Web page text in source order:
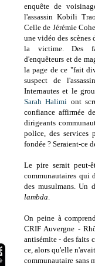
enquête de
l'assassin Kobili
Celle de Jérémie
une vidéo des scènes
la victime. Des
d'enquêteurs et de
la page de ce "fait
suspect de
Internautes et le
Sarah Halimi ont
confiance affirmée
dirigeants
police, des services
fondée ? Seraient-ce
Le pire serait peut-
communautaires qui
des musulmans. Un
lambda.
On peine à
CRIF Auvergne -
antisémite - des faits
ce, alors qu'elle
communautaire sans